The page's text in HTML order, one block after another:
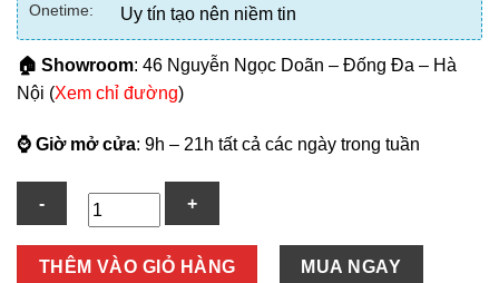
Onetime: Uy tín tạo nên niềm tin
🏠 Showroom: 46 Nguyễn Ngọc Doãn – Đống Đa – Hà
Nội (Xem chỉ đường)
⌚ Giờ mở cửa: 9h – 21h tất cả các ngày trong tuần
THÊM VÀO GIỎ HÀNG MUA NGAY